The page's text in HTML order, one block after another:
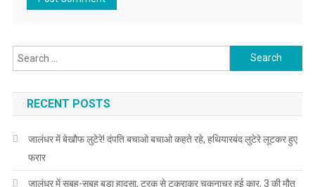
Search for:
RECENT POSTS
जालंधर में बेखौफ लुटेरे! दंपति बचाओ बचाओ कहते रहे, हथियारबंद लुटेरे लूटकर हुए
फरार
जालंधर में सुबह-सुबह बड़ा हादसा, ट्रक से टकराकर चकनाचूर हुई कार, 3 की मौत